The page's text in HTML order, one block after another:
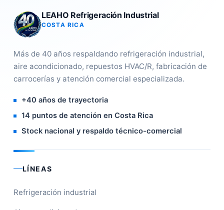
LEAHO Refrigeración Industrial
COSTA RICA
Más de 40 años respaldando refrigeración industrial,
aire acondicionado, repuestos HVAC/R, fabricación de
carrocerías y atención comercial especializada.
+40 años de trayectoria
14 puntos de atención en Costa Rica
Stock nacional y respaldo técnico-comercial
LÍNEAS
Refrigeración industrial